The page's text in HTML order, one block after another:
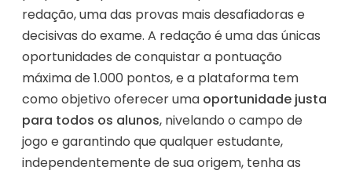
redação, uma das provas mais desafiadoras e
decisivas do exame. A redação é uma das únicas
oportunidades de conquistar a pontuação
máxima de 1.000 pontos, e a plataforma tem
como objetivo oferecer uma oportunidade justa
para todos os alunos, nivelando o campo de
jogo e garantindo que qualquer estudante,
independentemente de sua origem, tenha as